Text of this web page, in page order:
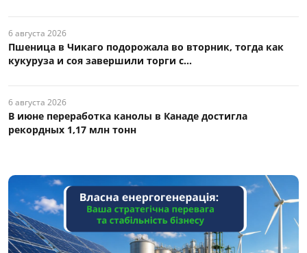
6 августа 2026
Пшеница в Чикаго подорожала во вторник, тогда как
кукуруза и соя завершили торги с...
6 августа 2026
В июне переработка канолы в Канаде достигла
рекордных 1,17 млн тонн